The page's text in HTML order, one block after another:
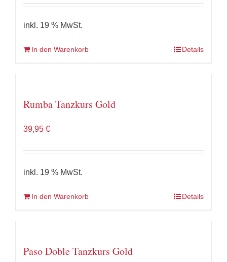
inkl. 19 % MwSt.
In den Warenkorb Details
Rumba Tanzkurs Gold
39,95 €
inkl. 19 % MwSt.
In den Warenkorb Details
Paso Doble Tanzkurs Gold